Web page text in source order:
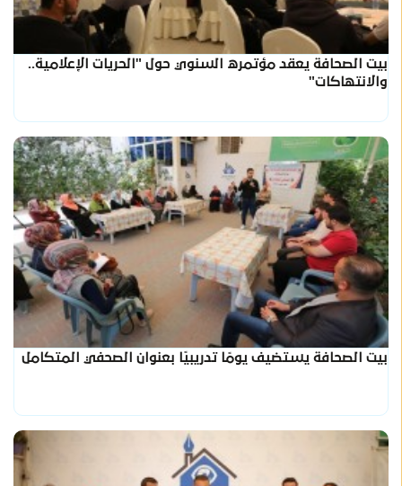
بيت الصحافة يعقد مؤتمره السنوي حول "الحريات الإعلامية..
والانتهاكات"
بيت الصحافة يستضيف يومًا تدريبيًا بعنوان الصحفي المتكامل